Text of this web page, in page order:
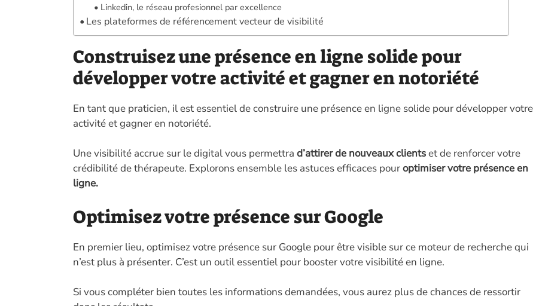
Linkedin, le réseau profesionnel par excellence
Les plateformes de référencement vecteur de visibilité
Construisez une présence en ligne solide pour
développer votre activité et gagner en notoriété
En tant que praticien, il est essentiel de construire une présence en ligne solide pour développer votre
activité et gagner en notoriété.
Une visibilité accrue sur le digital vous permettra d’attirer de nouveaux clientset de renforcer votre
crédibilité de thérapeute. Explorons ensemble les astuces efficaces pouroptimiser votre présence en
ligne.
Optimisez votre présence sur Google
En premier lieu, optimisez votre présence sur Google pour être visible sur ce moteur de recherche qui
n’est plus à présenter. C’est un outil essentiel pour booster votre visibilité en ligne.
Si vous compléter bien toutes les informations demandées, vous aurez plus de chances de ressortir